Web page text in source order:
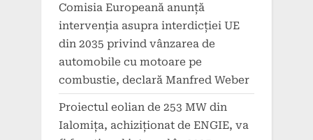
Comisia Europeană anunță
intervenția asupra interdicției UE
din 2035 privind vânzarea de
automobile cu motoare pe
combustie, declară Manfred Weber
Proiectul eolian de 253 MW din
Ialomița, achiziționat de ENGIE, va